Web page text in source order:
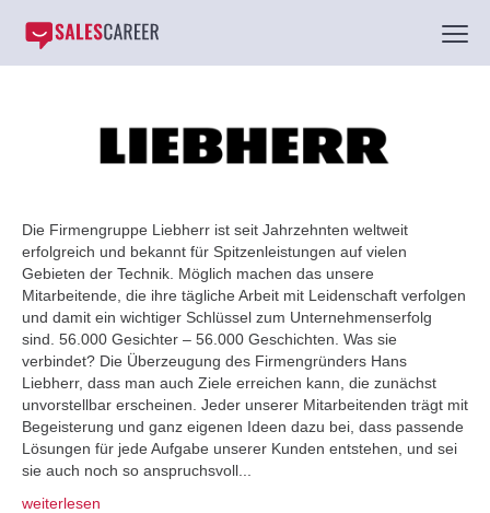
Die Firmengruppe Liebherr ist seit Jahrzehnten weltweit
erfolgreich und bekannt für Spitzenleistungen auf vielen
Gebieten der Technik. Möglich machen das unsere
Mitarbeitende, die ihre tägliche Arbeit mit Leidenschaft verfolgen
und damit ein wichtiger Schlüssel zum Unternehmenserfolg
sind. 56.000 Gesichter – 56.000 Geschichten. Was sie
verbindet? Die Überzeugung des Firmengründers Hans
Liebherr, dass man auch Ziele erreichen kann, die zunächst
unvorstellbar erscheinen. Jeder unserer Mitarbeitenden trägt mit
Begeisterung und ganz eigenen Ideen dazu bei, dass passende
Lösungen für jede Aufgabe unserer Kunden entstehen, und sei
sie auch noch so anspruchsvoll...
weiterlesen